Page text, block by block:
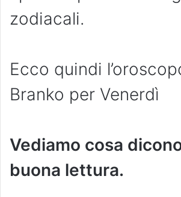
zodiacali.
Ecco quindi
Branko per Venerdì
Vediamo cosa
buona lettura.